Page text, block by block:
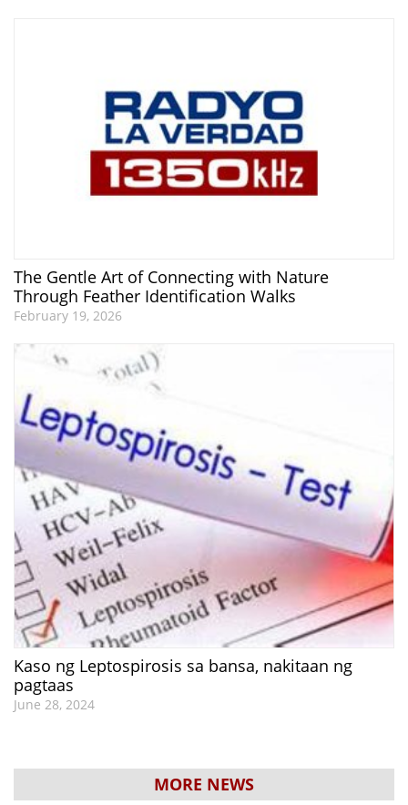
The Gentle Art of Connecting with Nature
Through Feather Identification Walks
February 19, 2026
Kaso ng Leptospirosis sa bansa, nakitaan ng
pagtaas
June 28, 2024
MORE NEWS